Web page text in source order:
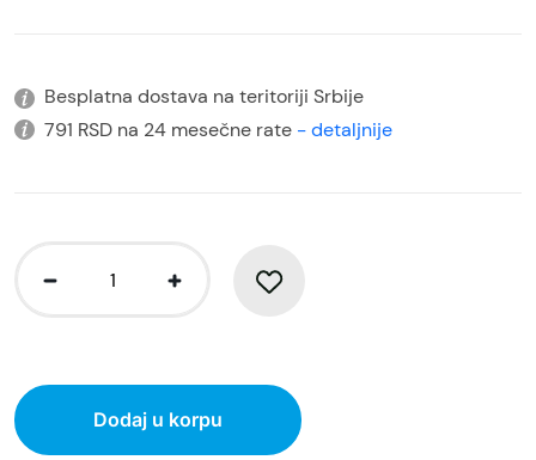
Besplatna dostava na teritoriji Srbije
791 RSD na 24 mesečne rate - detaljnije
Dodaj u korpu